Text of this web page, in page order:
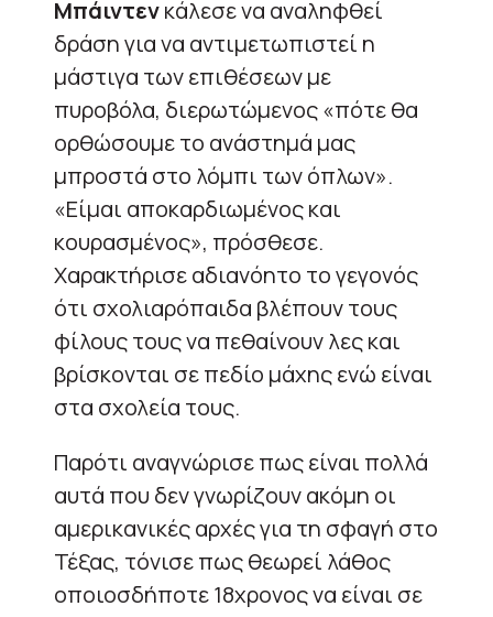
Μπάιντενκάλεσε να αναληφθεί
δράση για να αντιμετωπιστεί η
μάστιγα των επιθέσεων με
πυροβόλα, διερωτώμενος «πότε θα
ορθώσουμε το ανάστημά μας
μπροστά στο λόμπι των όπλων».
«Είμαι αποκαρδιωμένος και
κουρασμένος», πρόσθεσε.
Χαρακτήρισε αδιανόητο το γεγονός
ότι σχολιαρόπαιδα βλέπουν τους
φίλους τους να πεθαίνουν λες και
βρίσκονται σε πεδίο μάχης ενώ είναι
στα σχολεία τους.
Παρότι αναγνώρισε πως είναι πολλά
αυτά που δεν γνωρίζουν ακόμη οι
αμερικανικές αρχές για τη σφαγή στο
Τέξας, τόνισε πως θεωρεί λάθος
οποιοσδήποτε 18χρονος να είναι σε